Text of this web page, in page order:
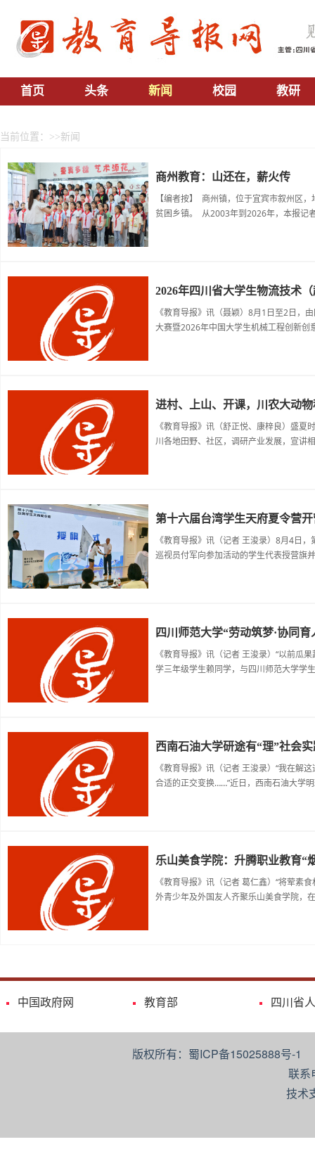
首页 头条 新闻 校园 教研
当前位置： >>新闻
商州教育：山还在，薪火传
【编者按】 商州镇，位于宜宾市叙州区
贫困乡镇。 从2003年到2026年，本报记
2026年四川省大学生物流技术
《教育导报》讯（聂颖）8月1日至2日，
大赛暨2026年中国大学生机械工程创新创
进村、上山、开课，川农大动
《教育导报》讯（舒正悦、康梓良）盛夏
川各地田野、社区，调研产业发展，宣讲
第十六届台湾学生天府夏令营开
《教育导报》讯（记者 王浚录）8月4日
巡视员付军向参加活动的学生代表授营旗
四川师范大学“劳动筑梦·协同
《教育导报》讯（记者 王浚录）“以前瓜
学三年级学生赖同学，与四川师范大学学
西南石油大学研途有“理”社会
《教育导报》讯（记者 王浚录）“我在解
合适的正交变换……”近日，西南石油大学
乐山美食学院：升腾职业教育“
《教育导报》讯（记者 葛仁鑫）“将荤素
外青少年及外国友人齐聚乐山美食学院，
中国政府网 教育部 四川省
版权所有：蜀ICP备15025888号-
联系
技术